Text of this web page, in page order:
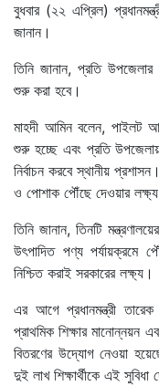
বুধবার (২২ এপ্রিল)
জানান।
তিনি জানান, প্রতি উপজেলার
শুরু করা হবে।
মাহদী আমিন বলেন, পাইলট
শুরু হচ্ছে এবং প্রতি
নির্বাচন করবে স্থানীয়
ও পোশাক পৌঁছে দেওয়ার
তিনি জানান, তিনটি
উৎপাদিত পণ্য পর্যায়ক্রমে
নিশ্চিত করাই সরকারের লক্ষ্য।
এর আগে প্রধানমন্ত্রী তারেক
প্রাথমিক শিক্ষার মানোন্নয়ন
বিতরণের উদ্যোগ নেওয়া
দুই লাখ শিক্ষার্থীকে এই সুবিধা